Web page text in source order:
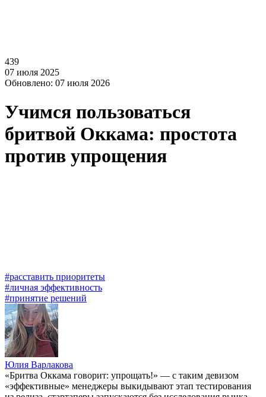
439
07 июля 2025
Обновлено: 07 июля 2026
Учимся пользоваться
бритвой Оккама: простота
против упрощения
#расставить приоритеты
#личная эффективность
#принятие решений
Юлия Варлакова
«Бритва Оккама говорит: упрощать!» — с таким девизом
«эффективные» менеджеры выкидывают этап тестирования